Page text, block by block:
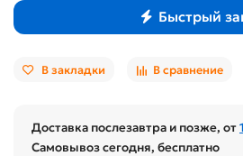
Быстрый
В закладки В сравнение
Доставка послезавтра и позже, от
Самовывоз сегодня, бесплатно